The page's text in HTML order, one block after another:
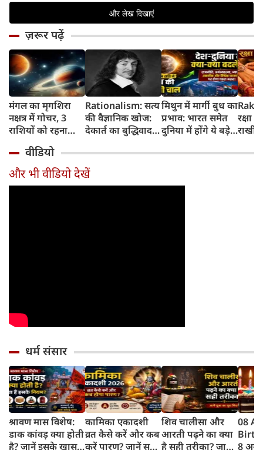
ज़रूर पढ़ें
मंगल का मृगशिरा
नक्षत्र में गोचर, 3
राशियों को रहना
सावधान
Rationalism: सत्य
की वैज्ञानिक खोज:
देकार्त का बुद्धिवाद
का जन्म
मिथुन में मार्गी बुध का
प्रभाव: भारत समेत
दुनिया में होंगे ये बड़े
रक्षा
राखी
वीडियो
और भी वीडियो देखें
धर्म संसार
श्रावण मास विशेष:
डाक कांवड़ क्या होती
है? जानें इसके खास
कामिका एकादशी
व्रत कैसे करें और कब
करें पारण? जानें सही
शिव चालीसा और
आरती पढ़ने का क्या
है सही तरीका? जानें
08
8